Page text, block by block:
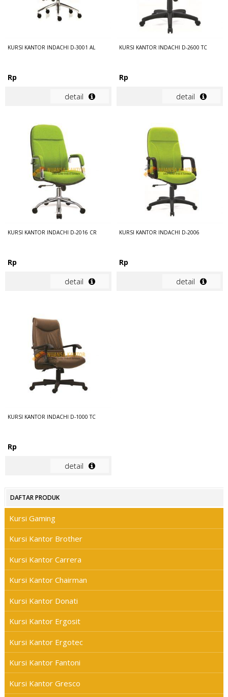
KURSI KANTOR INDACHI D-3001 AL
Rp
detail
KURSI KANTOR INDACHI D-2600 TC
Rp
detail
KURSI KANTOR INDACHI D-2016 CR
Rp
detail
KURSI KANTOR INDACHI D-2006
Rp
detail
KURSI KANTOR INDACHI D-1000 TC
Rp
detail
DAFTAR PRODUK
Kursi Gaming
Kursi Kantor Brother
Kursi Kantor Carrera
Kursi Kantor Chairman
Kursi Kantor Donati
Kursi Kantor Ergosit
Kursi Kantor Ergotec
Kursi Kantor Fantoni
Kursi Kantor Gresco